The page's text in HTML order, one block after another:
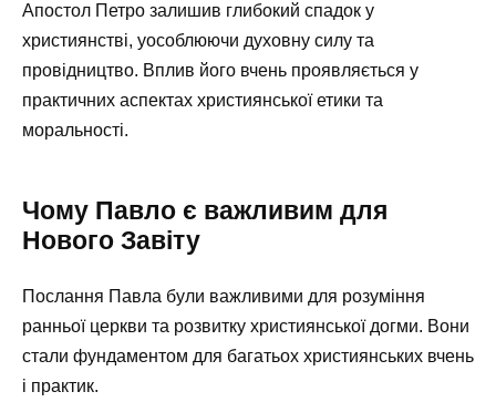
Апостол Петро залишив глибокий спадок у
християнстві, уособлюючи духовну силу та
провідництво. Вплив його вчень проявляється у
практичних аспектах християнської етики та
моральності.
Чому Павло є важливим для
Нового Завіту
Послання Павла були важливими для розуміння
ранньої церкви та розвитку християнської догми. Вони
стали фундаментом для багатьох християнських вчень
і практик.